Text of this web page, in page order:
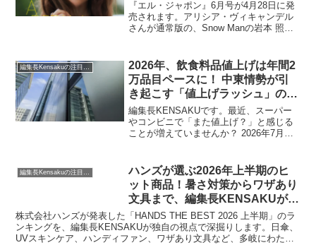
『エル・ジャポン』6月号が4月28日に発
売されます。アリシア・ヴィキャンデル
さんが通常版の、Snow Manの岩本 照さ
が展開されます。巻頭特集「ファンタジ
ー旅」をはじめ、新世代ピアニスト角野
隼斗さんの密着、夏を先取るファッショ
ンアイテム、そして新たな食文化「パン
飲み」など、盛りだくさんの内容で、読
者の好奇心を刺激する一冊となっていま
す。
2026年、飲食料品値上げは年間2
万品目ペースに！ 中東情勢が引
き起こす「値上げラッシュ」の背
景と家計への影響を編集長が解説
編集長KENSAKUです。最近、スーパー
やコンビニで「また値上げ？」と感じる
ことが増えていませんか？ 2026年7月に
みだそうです。今回は、この値上げラッ
シュの背景にある中東情勢や原材料高、
そして私たちの日々の暮らしにどう影響
するのか、じっくりと掘り下げていきま
しょう。
編集長Kensakuの注目ネタ
ハンズが選ぶ2026年上半期のヒ
ット商品！暑さ対策からワザあり
文具まで、編集長KENSAKUが徹
底解説！
株式会社ハンズが発表した「HANDS THE BEST 2026 上半期」のラ
ンキングを、編集長KENSAKUが独自の視点で深掘りします。日傘、
UVスキンケア、ハンディファン、ワザあり文具など、多岐にわたる